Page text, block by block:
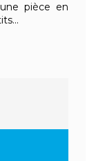
pièce en